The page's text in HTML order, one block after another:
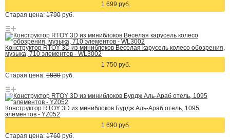
1 699 руб.
Старая цена: 1790 руб.
Конструктор RTOY 3D из миниблоков Веселая карусель колесо обозрения,
музыка, 710 элементов - WL3002
1 750 руб.
Старая цена: 1830 руб.
Конструктор RTOY 3D из миниблоков Бурдж Аль-Араб отель, 1095
элементов - YZ052
1 690 руб.
Старая цена: 1760 руб.